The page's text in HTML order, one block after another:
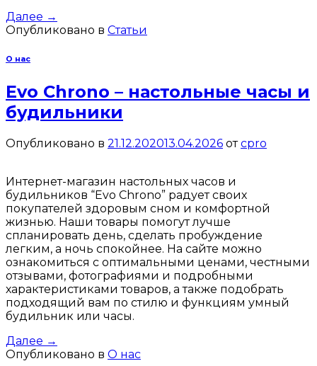
Далее →
Опубликовано в Статьи
О нас
Evo Chrono – настольные часы и
будильники
Опубликовано в 21.12.202013.04.2026 отcpro
Интернет-магазин настольных часов и
будильников “Evo Chrono” радует своих
покупателей здоровым сном и комфортной
жизнью. Наши товары помогут лучше
спланировать день, сделать пробуждение
легким, а ночь спокойнее. На сайте можно
ознакомиться с оптимальными ценами, честными
отзывами, фотографиями и подробными
характеристиками товаров, а также подобрать
подходящий вам по стилю и функциям умный
будильник или часы.
Далее →
Опубликовано в О нас